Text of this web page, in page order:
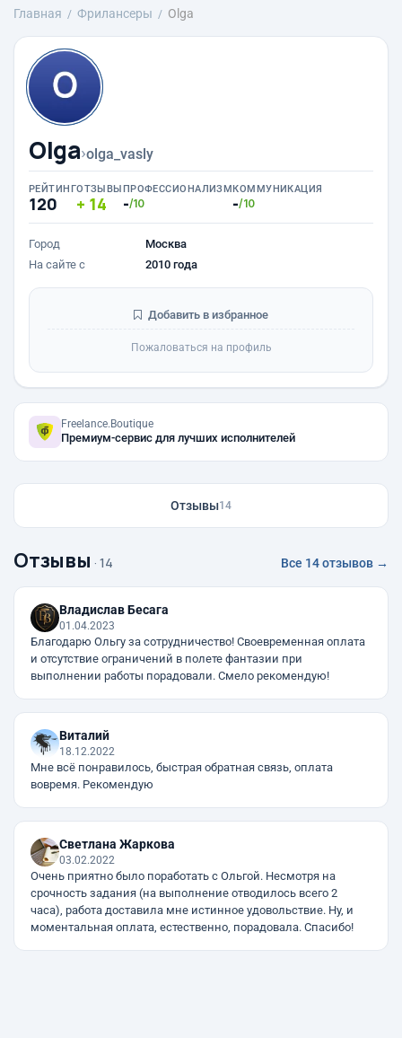
Главная Фрилансеры Olga
Olga›olga_vasly
РЕЙТИНГ
120
ОТЗЫВЫ
14
ПРОФЕССИОНАЛИЗМ
-/10
КОММУНИКАЦИЯ
-/10
Город
Москва
На сайте с
2010 года
Добавить в избранное
Пожаловаться на профиль
Freelance.Boutique
Премиум-сервис для лучших исполнителей
Отзывы14
Отзывы · 14 Все 14 отзывов →
Владислав Бесага
01.04.2023
Благодарю Ольгу за сотрудничество! Своевременная оплата
и отсутствие ограничений в полете фантазии при
выполнении работы порадовали. Смело рекомендую!
Виталий
18.12.2022
Мне всё понравилось, быстрая обратная связь, оплата
вовремя. Рекомендую
Светлана Жаркова
03.02.2022
Очень приятно было поработать с Ольгой. Несмотря на
срочность задания (на выполнение отводилось всего 2
часа), работа доставила мне истинное удовольствие. Ну, и
моментальная оплата, естественно, порадовала. Спасибо!